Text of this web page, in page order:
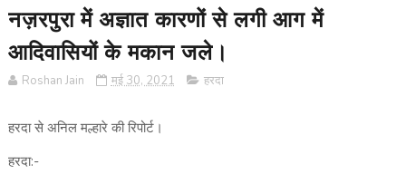
नज़रपुरा में अज्ञात कारणों से लगी आग में
आदिवासियों के मकान जले।
Roshan Jain मई 30, 2021 हरदा
हरदा से अनिल मल्हारे की रिपोर्ट।
हरदा:-